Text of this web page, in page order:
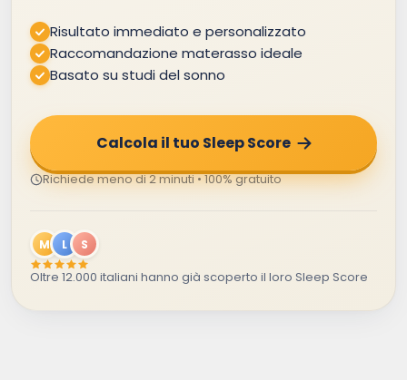
Risultato immediato e personalizzato
Raccomandazione materasso ideale
Basato su studi del sonno
Calcola il tuo Sleep Score
Richiede meno di 2 minuti • 100% gratuito
M L S
Oltre 12.000 italiani hanno già scoperto il loro Sleep Score